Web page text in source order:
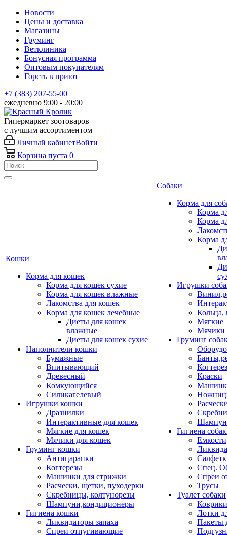
Новости
Цены и доставка
Магазины
Груминг
Ветклиника
Бонусная программа
Оптовым покупателям
Горсть в приют
+7 (383) 207-55-00
ежедневно 9:00 - 20:00
Гипермаркет зоотоваров
с лучшим ассортиментом
Личный кабинетВойти
Корзина пуста 0
Кошки
Корма для кошек
Корма для кошек сухие
Корма для кошек влажные
Лакомства для кошек
Корма для кошек лечебные
Диеты для кошек
влажные
Диеты для кошек сухие
Наполнители кошки
Бумажные
Впитывающий
Древесный
Комкующийся
Силикагелевый
Игрушки кошки
Дразнилки
Интерактивные для кошек
Мягкие для кошек
Мячики для кошек
Груминг кошки
Антицарапки
Когтерезы
Машинки для стрижки
Расчески, щетки, пуходерки
Скребницы, колтунорезы
Шампуни,кондиционеры
Гигиена кошки
Ликвидаторы запаха
Спреи отпугивающие
Собаки
Корма для
Корма
Корма
Корма
Игрушки
Кольца,
Мягкие
Мячики
Груминг
Краски
Гигиена
Емкости
Спец.
Спреи
Трусы
Туалет собаки
Коврики
Лотки
Пакеты